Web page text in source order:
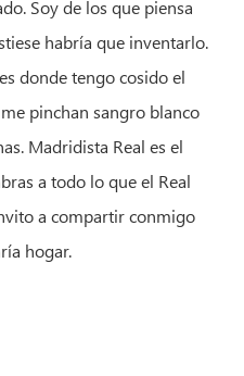
Soy de los que piensa
habría que inventarlo.
donde tengo cosido el
pinchan sangro blanco
Madridista Real es el
a todo lo que el Real
a compartir conmigo
hogar.